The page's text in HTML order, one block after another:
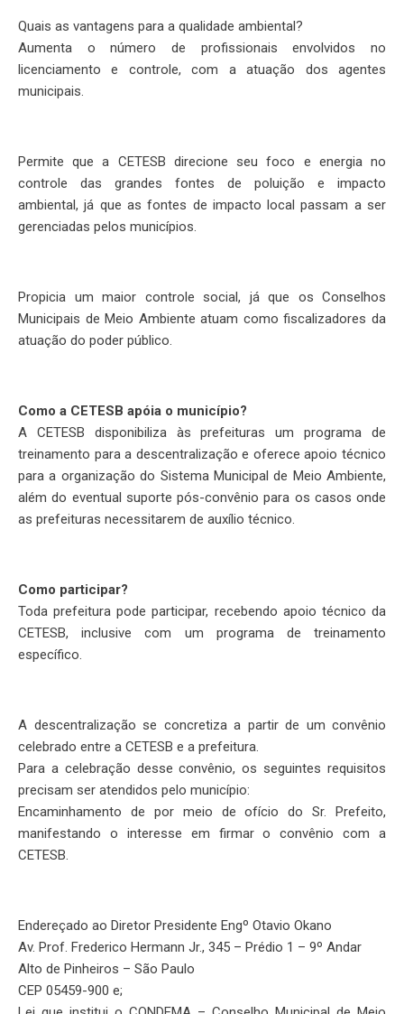
Quais as vantagens para a qualidade ambiental?
Aumenta o número de profissionais envolvidos no
licenciamento e controle, com a atuação dos agentes
municipais.
Permite que a CETESB direcione seu foco e energia no
controle das grandes fontes de poluição e impacto
ambiental, já que as fontes de impacto local passam a ser
gerenciadas pelos municípios.
Propicia um maior controle social, já que os Conselhos
Municipais de Meio Ambiente atuam como fiscalizadores da
atuação do poder público.
Como a CETESB apóia o município?
A CETESB disponibiliza às prefeituras um programa de
treinamento para a descentralização e oferece apoio técnico
para a organização do Sistema Municipal de Meio Ambiente,
além do eventual suporte pós-convênio para os casos onde
as prefeituras necessitarem de auxílio técnico.
Como participar?
Toda prefeitura pode participar, recebendo apoio técnico da
CETESB, inclusive com um programa de treinamento
específico.
A descentralização se concretiza a partir de um convênio
celebrado entre a CETESB e a prefeitura.
Para a celebração desse convênio, os seguintes requisitos
precisam ser atendidos pelo município:
Encaminhamento de por meio de ofício do Sr. Prefeito,
manifestando o interesse em firmar o convênio com a
CETESB.
Endereçado ao Diretor Presidente Engº Otavio Okano
Av. Prof. Frederico Hermann Jr., 345 – Prédio 1 – 9º Andar
Alto de Pinheiros – São Paulo
CEP 05459-900 e;